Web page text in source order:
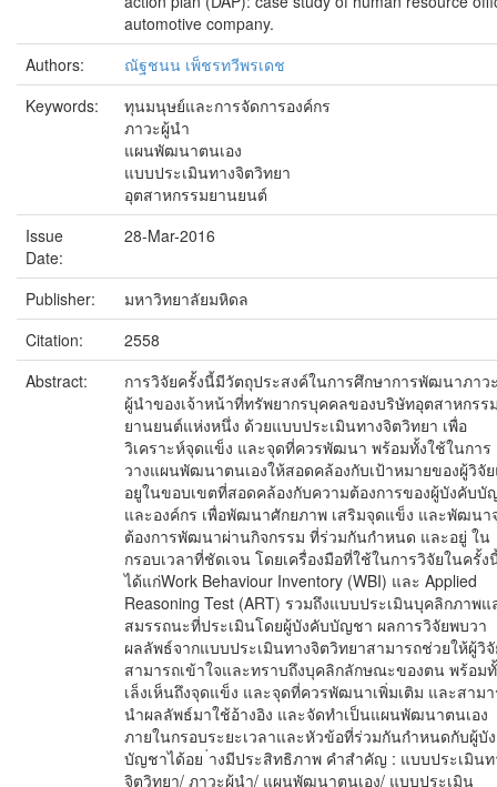
automotive company.
Authors:
ณัฐชนน เพ็ชรทวีพรเดช
Keywords:
ทุนมนุษย์และการจัดการองค์กร
ภาวะผู้นำ
แผนพัฒนาตนเอง
แบบประเมินทางจิตวิทยา
อุตสาหกรรมยานยนต์
Issue
Date:
28-Mar-2016
Publisher:
มหาวิทยาลัยมหิดล
Citation:
2558
Abstract:
การวิจัยครั้งนี้มีวัตถุประสงค์ในการศึกษาการพัฒนาภาว
ผู้นำของเจ้าหน้าที่ทรัพยากรบุคคลของบริษัทอุตสาหกรร
ยานยนต์แห่งหนึ่ง ด้วยแบบประเมินทางจิตวิทยา เพื่อ
วิเคราะห์จุดแข็ง และจุดที่ควรพัฒนา พร้อมทั้งใช้ในการ
วางแผนพัฒนาตนเองให้สอดคล้องกับเป้าหมายของผู้วิจั
อยูในขอบเขตที่สอดคล้องกับความต้องการของผู้บังคับบั
และองค์กร เพื่อพัฒนาศักยภาพ เสริมจุดแข็ง และพัฒนา
ต้องการพัฒนาผ่านกิจกรรม ที่ร่วมกันกำหนด และอยู่ ใน
กรอบเวลาที่ชัดเจน โดยเครื่องมือที่ใช้ในการวิจัยในครั้ง
ได้แก่Work Behaviour Inventory (WBI) และ Applied
Reasoning Test (ART) รวมถึงแบบประเมินบุคลิกภาพแ
สมรรถนะที่ประเมินโดยผู้บังคับบัญชา ผลการวิจัยพบวา
ผลลัพธ์จากแบบประเมินทางจิตวิทยาสามารถช่วยให้ผู้วิ
สามารถเข้าใจและทราบถึงบุคลิกลักษณะของตน พร้อม
เล็งเห็นถึงจุดแข็ง และจุดที่ควรพัฒนาเพิ่มเติม และสาม
นำผลลัพธ์มาใช้อ้างอิง และจัดทำเป็นแผนพัฒนาตนเอง
ภายในกรอบระยะเวลาและหัวข้อที่ร่วมกันกำหนดกับผู้บั
บัญชาได้อย ่างมีประสิทธิภาพ คำสำคัญ : แบบประเมินท
จิตวิทยา/ ภาวะผู้นำ/ แผนพัฒนาตนเอง/ แบบประเมิน